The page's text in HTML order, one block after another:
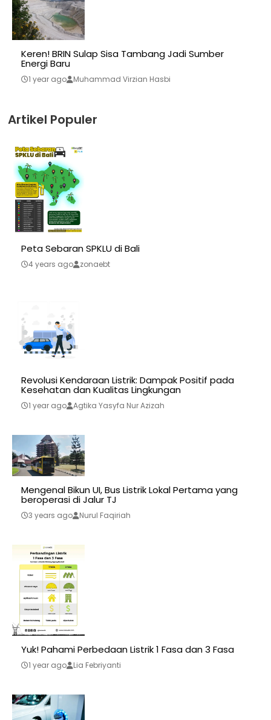
Keren! BRIN Sulap Sisa Tambang Jadi Sumber
Energi Baru
1 year ago Muhammad Virzian Hasbi
Artikel Populer
Peta Sebaran SPKLU di Bali
4 years ago zonaebt
Revolusi Kendaraan Listrik: Dampak Positif pada
Kesehatan dan Kualitas Lingkungan
1 year ago Agtika Yasyfa Nur Azizah
Mengenal Bikun UI, Bus Listrik Lokal Pertama yang
beroperasi di Jalur TJ
3 years ago Nurul Faqiriah
Yuk! Pahami Perbedaan Listrik 1 Fasa dan 3 Fasa
1 year ago Lia Febriyanti